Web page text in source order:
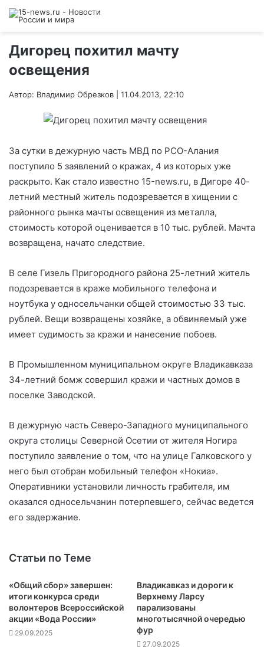
Дигорец похитил мачту
освещения
Автор: Владимир Обрезков | 11.04.2013, 22:10
За сутки в дежурную часть МВД по РСО-Алания
поступило 5 заявлений о кражах, 4 из которых уже
раскрыто. Как стало известно 15-news.ru, в Дигоре 40-
летний местный житель подозревается в хищении с
районного рынка мачты освещения из металла,
стоимость которой оценивается в 10 тыс. рублей. Мачта
возвращена, начато следствие.
В селе Гизель Пригородного района 25-летний житель
подозревается в краже мобильного телефона и
ноутбука у односельчанки общей стоимостью 33 тыс.
рублей. Вещи возвращены хозяйке, а обвиняемый уже
имеет судимость за кражи и нанесение побоев.
В Промышленном муниципальном округе Владикавказа
34-летний бомж совершил кражи и частных домов в
поселке Заводской.
В дежурную часть Северо-Западного муниципального
округа столицы Северной Осетии от жителя Ногира
поступило заявление о том, что на улице Галковского у
него был отобран мобильный телефон «Нокиа».
Оперативники установили личность грабителя, им
оказался односельчанин потерпевшего, сейчас ведется
его задержание.
Статьи по Теме
«Общий сбор» завершен:
итоги конкурса среди
волонтеров Всероссийской
акции «Вода России»
29.09.2025
Владикавказ и дороги к
Верхнему Ларсу
парализованы
многотысячной очередью
фур
27.09.2025